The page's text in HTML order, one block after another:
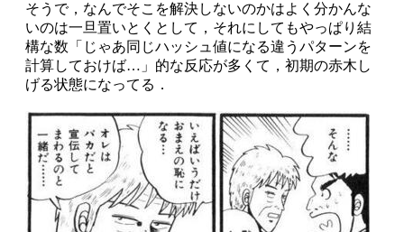
そうで，なんでそこを解決しないのかはよく分かんな
いのは一旦置いとくとして，それにしてもやっぱり結
構な数「じゃあ同じハッシュ値になる違うパターンを
計算しておけば…」的な反応が多くて，初期の赤木し
げる状態になってる．